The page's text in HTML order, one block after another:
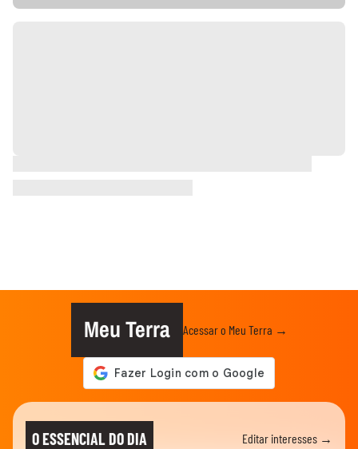
Meu Terra Acessar o Meu Terra →
O ESSENCIAL DO DIA Editar interesses →